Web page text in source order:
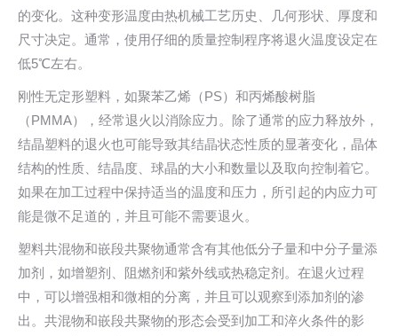
的变化。这种变形温度由热机械工艺历史、几何形状、厚度和
尺寸决定。通常，使用仔细的质量控制程序将退火温度设定在
低5℃左右。
刚性无定形塑料，如聚苯乙烯（PS）和丙烯酸树脂
（PMMA），经常退火以消除应力。除了通常的应力释放外，
结晶塑料的退火也可能导致其结晶状态性质的显著变化，晶体
结构的性质、结晶度、球晶的大小和数量以及取向控制着它。
如果在加工过程中保持适当的温度和压力，所引起的内应力可
能是微不足道的，并且可能不需要退火。
塑料共混物和嵌段共聚物通常含有其他低分子量和中分子量添
加剂，如增塑剂、阻燃剂和紫外线或热稳定剂。在退火过程
中，可以增强相和微相的分离，并且可以观察到添加剂的渗
出。共混物和嵌段共聚物的形态会受到加工和淬火条件的影